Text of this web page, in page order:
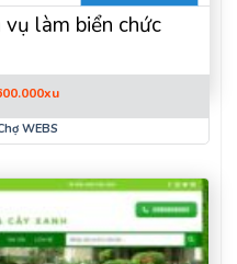
làm biển chức
xuGiá
tại
WEBS